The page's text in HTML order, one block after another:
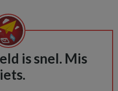
is snel. Mis